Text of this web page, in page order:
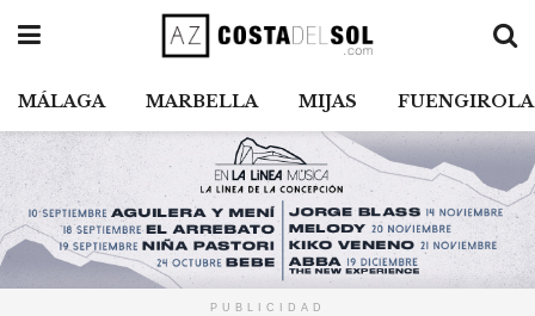
MÁLAGA MARBELLA MIJAS FUENGIROLA
PUBLICIDAD